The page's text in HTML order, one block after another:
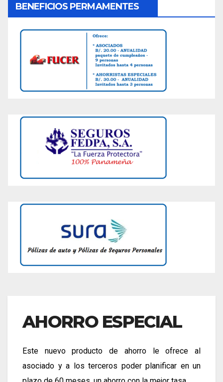
BENEFICIOS PERMAMENTES
AHORRO ESPECIAL
Este nuevo producto de ahorro le ofrece al
asociado y a los terceros poder planificar en un